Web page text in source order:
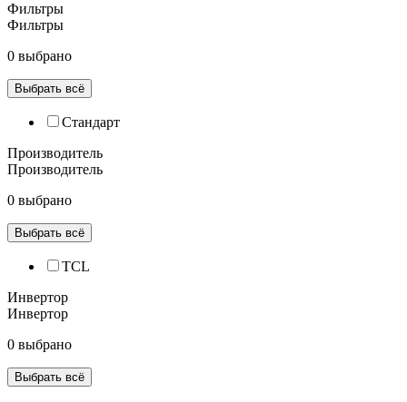
Фильтры
Фильтры
0 выбрано
Выбрать всё
Cтандарт
Производитель
Производитель
0 выбрано
Выбрать всё
TCL
Инвертор
Инвертор
0 выбрано
Выбрать всё